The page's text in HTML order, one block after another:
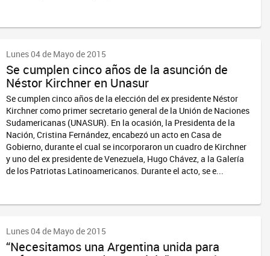
Lunes 04 de Mayo de 2015
Se cumplen cinco años de la asunción de
Néstor Kirchner en Unasur
Se cumplen cinco años de la elección del ex presidente Néstor
Kirchner como primer secretario general de la Unión de Naciones
Sudamericanas (UNASUR). En la ocasión, la Presidenta de la
Nación, Cristina Fernández, encabezó un acto en Casa de
Gobierno, durante el cual se incorporaron un cuadro de Kirchner
y uno del ex presidente de Venezuela, Hugo Chávez, a la Galería
de los Patriotas Latinoamericanos. Durante el acto, se e...
Lunes 04 de Mayo de 2015
“Necesitamos una Argentina unida para